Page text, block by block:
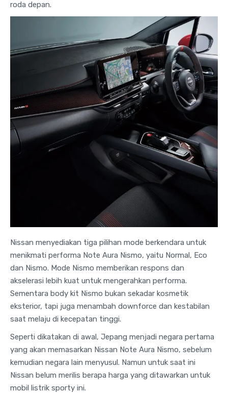
roda depan.
Nissan menyediakan tiga pilihan mode berkendara untuk
menikmati performa Note Aura Nismo, yaitu Normal, Eco
dan Nismo. Mode Nismo memberikan respons dan
akselerasi lebih kuat untuk mengerahkan performa.
Sementara body kit Nismo bukan sekadar kosmetik
eksterior, tapi juga menambah downforce dan kestabilan
saat melaju di kecepatan tinggi.
Seperti dikatakan di awal, Jepang menjadi negara pertama
yang akan memasarkan Nissan Note Aura Nismo, sebelum
kemudian negara lain menyusul. Namun untuk saat ini
Nissan belum merilis berapa harga yang ditawarkan untuk
mobil listrik sporty ini.